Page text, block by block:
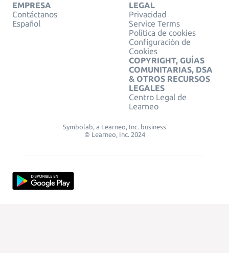
EMPRESA
Contáctanos
Español
LEGAL
Privacidad
Service Terms
Política de cookies
Configuración de
Cookies
COPYRIGHT, GUÍAS
COMUNITARIAS, DSA
& OTROS RECURSOS
LEGALES
Centro Legal de
Learneo
Symbolab, a Learneo, Inc. business
© Learneo, Inc. 2024